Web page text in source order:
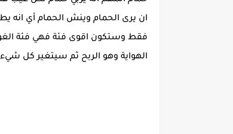
ان يرى الحمام وينش الحمام أي انه
فقط وستكون اقوى فئة فهي فئة
الهواية وهو الربح ثم سيتغير كل